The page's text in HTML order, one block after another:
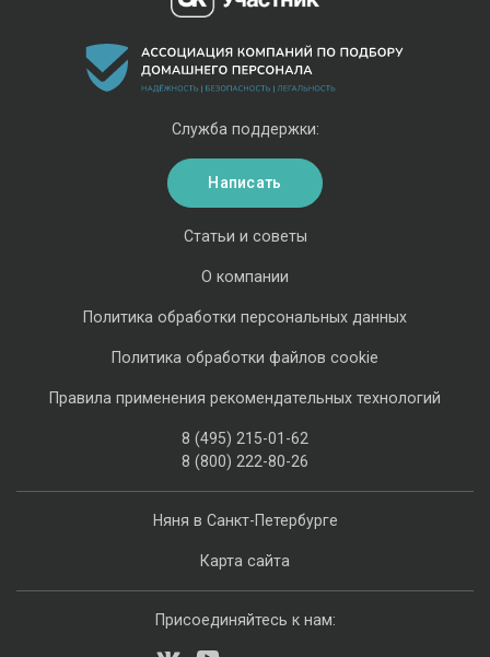
Няня в Санкт-Петербурге
Карта сайта
Статьи и советы
О компании
Политика обработки персональных данных
Политика обработки файлов cookie
Правила применения рекомендательных технологий
8 (495) 215-01-62
8 (800) 222-80-26
Служба поддержки:
Написать
Присоединяйтесь к нам: